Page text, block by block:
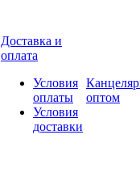
Доставка и
оплата
Условия
оплаты
Условия
доставки
оптом